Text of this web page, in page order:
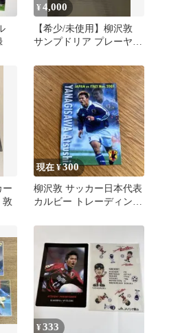
¥4,000
【希少/未使用】柳沢敦
サンプドリア プレーヤー
現在 ¥300
柳沢敦 サッカー日本代表
カルビー トレーディング
¥333